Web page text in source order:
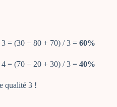
3 = (30 + 80 + 70) / 3 = 60%
4 = (70 + 20 + 30) / 3 = 40%
qualité 3 !